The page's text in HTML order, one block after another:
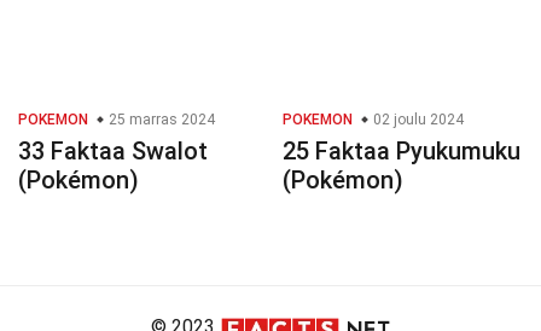
POKEMON 25 marras 2024
33 Faktaa Swalot
(Pokémon)
POKEMON 02 joulu 2024
25 Faktaa Pyukumuku
(Pokémon)